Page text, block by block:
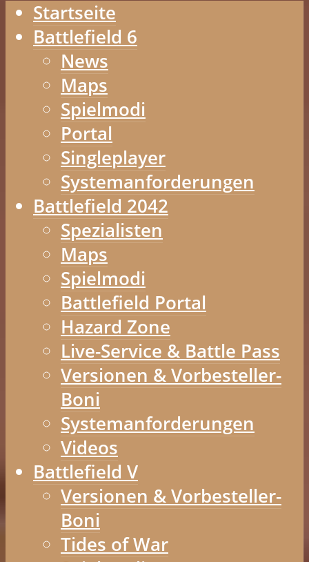
Startseite
Battlefield 6
News
Maps
Spielmodi
Portal
Singleplayer
Systemanforderungen
Battlefield 2042
Spezialisten
Maps
Spielmodi
Battlefield Portal
Hazard Zone
Live-Service & Battle Pass
Versionen & Vorbesteller-
Boni
Systemanforderungen
Videos
Battlefield V
Versionen & Vorbesteller-
Boni
Tides of War